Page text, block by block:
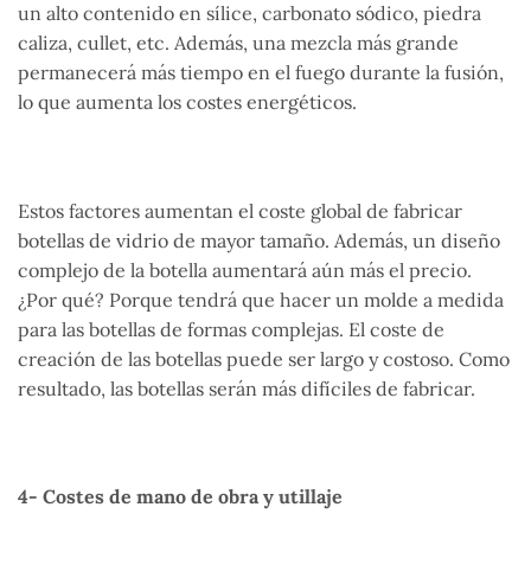
un alto contenido en sílice, carbonato sódico, piedra
caliza, cullet, etc. Además, una mezcla más grande
permanecerá más tiempo en el fuego durante la fusión,
lo que aumenta los costes energéticos.
Estos factores aumentan el coste global de fabricar
botellas de vidrio de mayor tamaño. Además, un diseño
complejo de la botella aumentará aún más el precio.
¿Por qué? Porque tendrá que hacer un molde a medida
para las botellas de formas complejas. El coste de
creación de las botellas puede ser largo y costoso. Como
resultado, las botellas serán más difíciles de fabricar.
4- Costes de mano de obra y utillaje